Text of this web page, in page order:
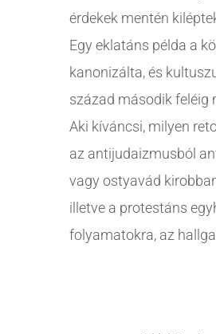
érdekek mentén
Egy eklatáns példa a
kanonizálta, és
század második feléig
Aki kíváncsi, milyen
az antijudaizmusból
vagy ostyavád
illetve a protestáns
folyamatokra, az